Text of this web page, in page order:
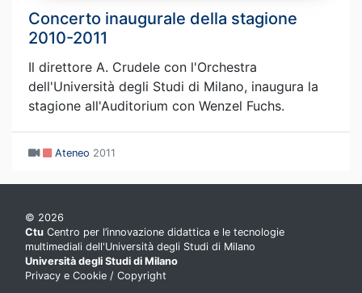
Concerto inaugurale della stagione
2010-2011
Il direttore A. Crudele con l'Orchestra
dell'Università degli Studi di Milano, inaugura la
stagione all'Auditorium con Wenzel Fuchs.
Ateneo 2011
© 2026
Ctu Centro per l’innovazione didattica e le tecnologie
multimediali dell'Università degli Studi di Milano
Università degli Studi di Milano
Privacy e Cookie / Copyright